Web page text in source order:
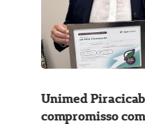
Unimed
compromisso